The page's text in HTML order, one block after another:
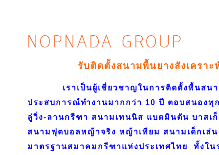
NOPNADA GROUP
รับติดตั้งสนามพื้นยางสังเครา
เราเป็นผู้เชี่ยวชาญในการติดตั้งพื้นสนา
ประสบการณ์ทำงานมากกว่า 10 ปี ตอบสนองทุ
ลู่วิ่ง-ลานกรีฑา สนามเทนนิส แบดมินตัน บาสเ
สนามฟุตบอลหญ้าจริง หญ้าเทียม สนามเด็กเล่
มาตรฐานสมาคมกรีฑาแห่งประเทศไทย ทั้งใ